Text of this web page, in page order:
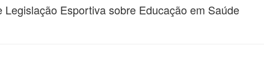
Esportiva sobre Educação em Saúde